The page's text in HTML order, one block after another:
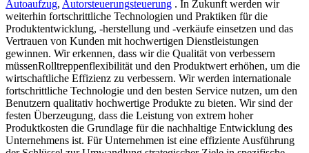
Autoaufzug, Autorsteuerungsteuerung . In Zukunft werden wir
weiterhin fortschrittliche Technologien und Praktiken für die
Produktentwicklung, -herstellung und -verkäufe einsetzen und das
Vertrauen von Kunden mit hochwertigen Dienstleistungen
gewinnen. Wir erkennen, dass wir die Qualität von verbessern
müssenRolltreppenflexibilität und den Produktwert erhöhen, um die
wirtschaftliche Effizienz zu verbessern. Wir werden internationale
fortschrittliche Technologie und den besten Service nutzen, um den
Benutzern qualitativ hochwertige Produkte zu bieten. Wir sind der
festen Überzeugung, dass die Leistung von extrem hoher
Produktkosten die Grundlage für die nachhaltige Entwicklung des
Unternehmens ist. Für Unternehmen ist eine effiziente Ausführung